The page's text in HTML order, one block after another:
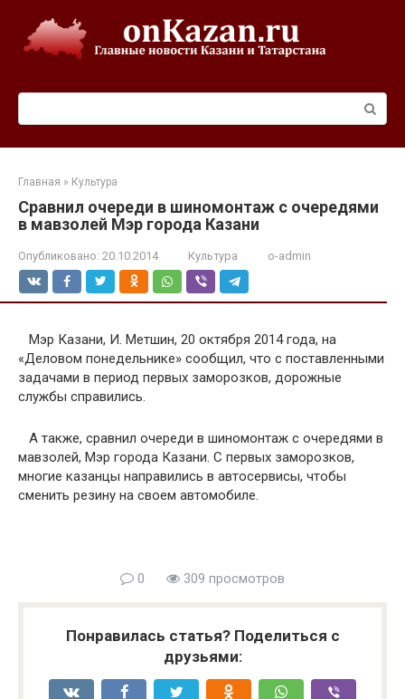
контенту
Главная » Культура
Сравнил очереди в шиномонтаж с очередями
в мавзолей Мэр города Казани
Опубликовано: 20.10.2014 Культура o-admin
Мэр Казани, И. Метшин, 20 октября 2014 года, на
«Деловом понедельнике» сообщил, что с поставленными
задачами в период первых заморозков, дорожные
службы справились.
А также, сравнил очереди в шиномонтаж с очередями в
мавзолей, Мэр города Казани. С первых заморозков,
многие казанцы направились в автосервисы, чтобы
сменить резину на своем автомобиле.
0 309 просмотров
Понравилась статья? Поделиться с
друзьями: